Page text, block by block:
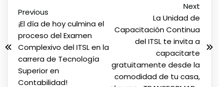
Previous
¡El día de hoy culmina el
proceso del Examen
Complexivo del ITSL en la
carrera de Tecnología
Superior en
Contabilidad!
Next
La Unidad de
Capacitación Continua
del ITSL te invita a
capacitarte
gratuitamente desde la
comodidad de tu casa,